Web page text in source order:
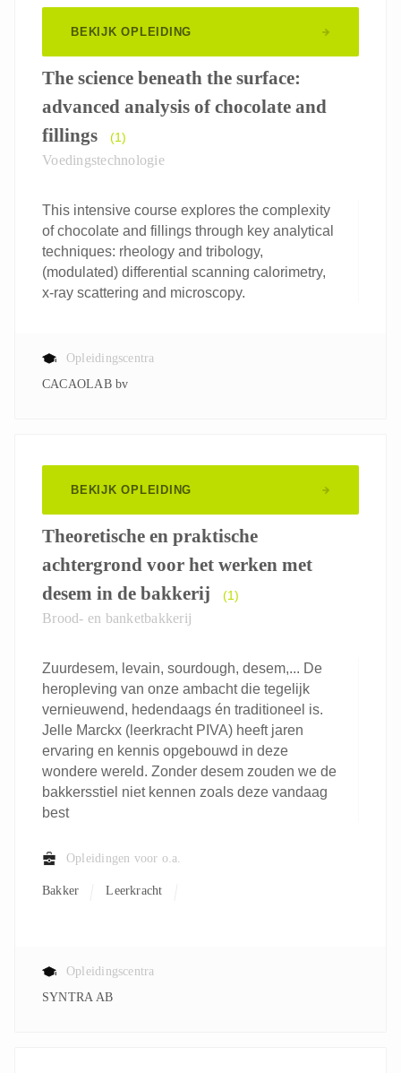
BEKIJK OPLEIDING
The science beneath the surface:
advanced analysis of chocolate and
fillings
(1)
Voedingstechnologie
This intensive course explores the complexity
of chocolate and fillings through key analytical
techniques: rheology and tribology,
(modulated) differential scanning calorimetry,
x-ray scattering and microscopy.
Opleidingscentra
CACAOLAB bv
BEKIJK OPLEIDING
Theoretische en praktische
achtergrond voor het werken met
desem in de bakkerij
(1)
Brood- en banketbakkerij
Zuurdesem, levain, sourdough, desem,... De
heropleving van onze ambacht die tegelijk
vernieuwend, hedendaags én traditioneel is.
Jelle Marckx (leerkracht PIVA) heeft jaren
ervaring en kennis opgebouwd in deze
wondere wereld. Zonder desem zouden we de
bakkersstiel niet kennen zoals deze vandaag
best
Opleidingen voor o.a.
Bakker Leerkracht
Opleidingscentra
SYNTRA AB